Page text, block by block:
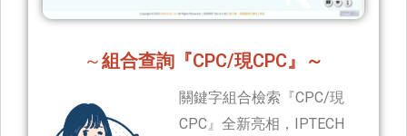
～組合查詢『CPC/現CPC』～
關鍵字組合檢索『CPC/現
CPC』全新亮相，IPTECH